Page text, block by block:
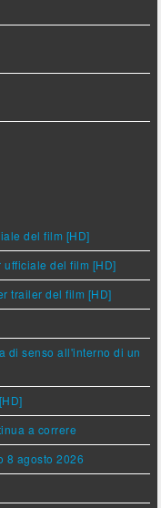
del film [HD]
del film [HD]
trailer del film [HD]
di senso all'interno di un
a correre
8 agosto 2026